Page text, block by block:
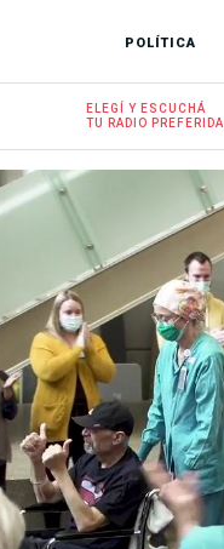
POLÍTICA
ELEGÍ Y ESCUCHÁ
TU RADIO PREFERIDA